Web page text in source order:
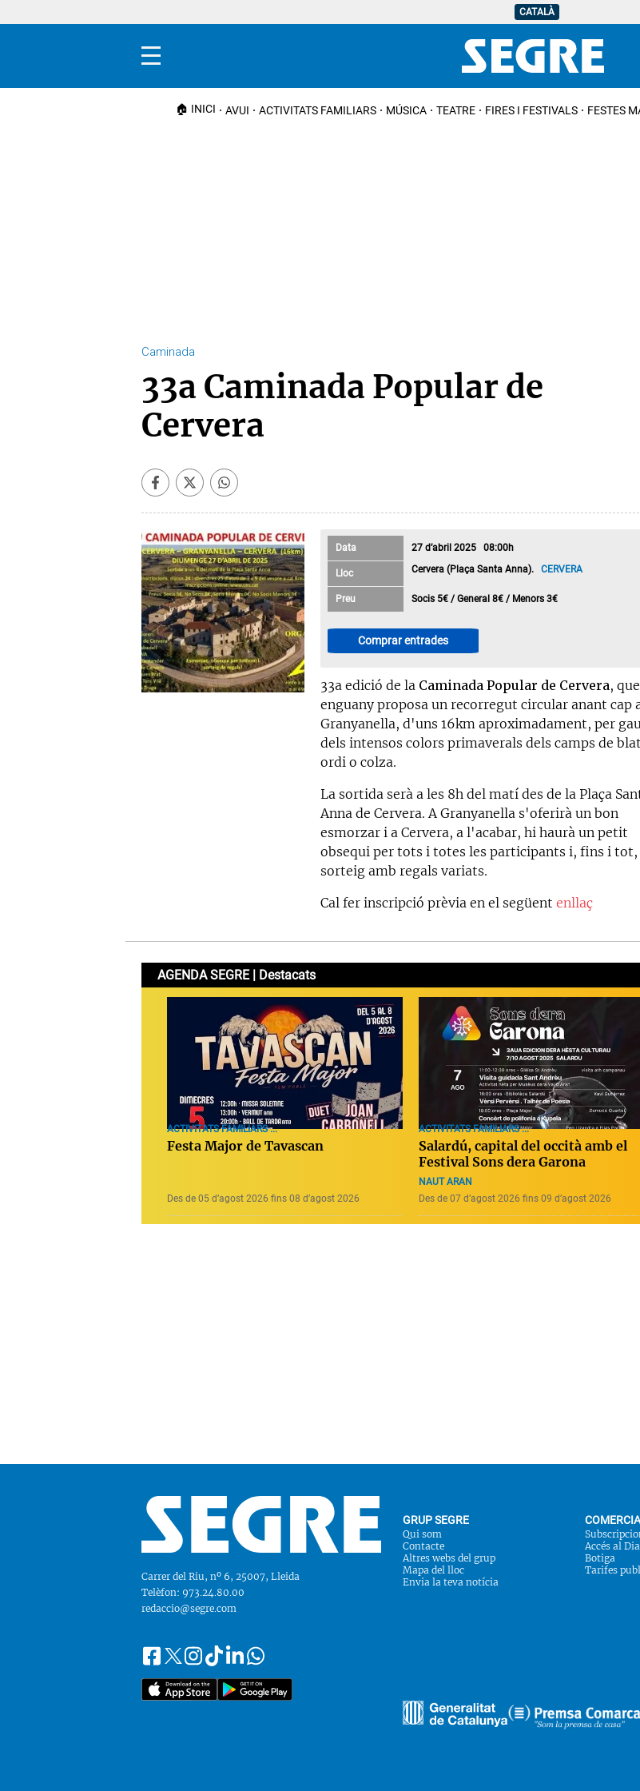
CATALÀ
Menú
🏠 INICI AVUI ACTIVITATS FAMILIARS MÚSICA TEATRE FIRES I FESTIVALS FESTES
Caminada
33a Caminada Popular de
Cervera
Data 27 d’abril 2025 08:00h
Lloc Cervera (Plaça Santa Anna). CERVERA
Preu Socis 5€ / General 8€ / Menors 3€
Comprar entrades
33a edició de la Caminada Popular de Cervera, que
enguany proposa un recorregut circular anant cap
Granyanella, d'uns 16km aproximadament, per
dels intensos colors primaverals dels camps de
ordi o colza.
La sortida serà a les 8h del matí des de la Plaça
Anna de Cervera. A Granyanella s'oferirà un bon
esmorzar i a Cervera, a l'acabar, hi haurà un petit
obsequi per tots i totes les participants i, fins i tot,
sorteig amb regals variats.
Cal fer inscripció prèvia en el següentenllaç
AGENDA SEGRE | Destacats
ACTIVITATS FAMILIARS ...
Festa Major de Tavascan
Des de 05 d’agost 2026 fins 08 d’agost 2026
ACTIVITATS FAMILIARS ...
Salardú, capital del occità amb el
Festival Sons dera Garona
NAUT ARAN
Des de 07 d’agost 2026 fins 09 d’agost 2026
Carrer del Riu, nº 6, 25007, Lleida
Telèfon: 973.24.80.00
redaccio@segre.com
Segueix-
nos
a::
FacebookInstagram
TiktokLinkedin
Whatsapp
GRUP SEGRE
Qui som
Contacte
Altres webs del grup
Mapa del lloc
Envia la teva notícia
Accés al
Botiga
Tarifes